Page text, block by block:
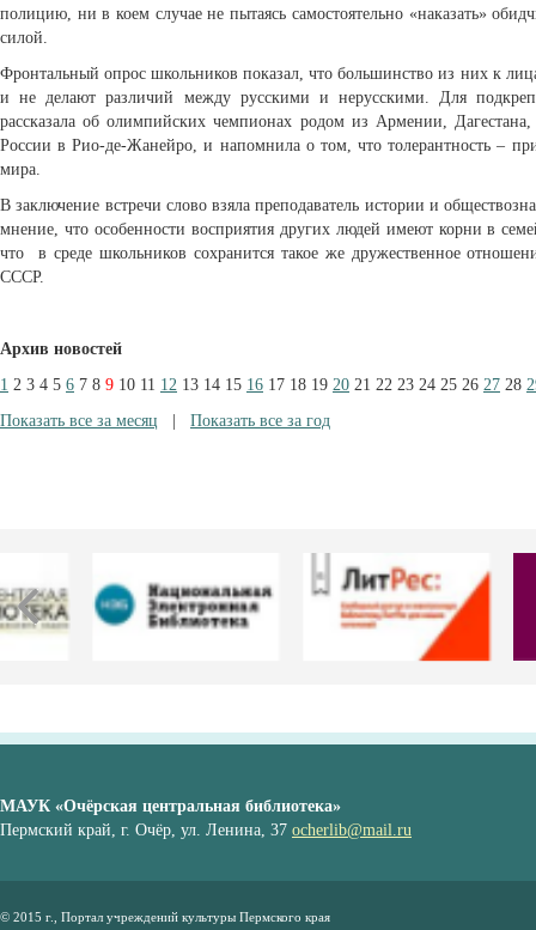
полицию, ни в коем случае не пытаясь самостоятельно «наказать»
силой.
Фронтальный опрос школьников показал, что большинство из них к
и не делают различий между русскими и нерусскими. Для
рассказала об олимпийских чемпионах родом из Армении,
России в Рио-де-Жанейро, и напомнила о том, что толерантность –
мира.
В заключение встречи слово взяла преподаватель истории и
мнение, что особенности восприятия других людей имеют корни в
что в среде школьников сохранится такое же дружественное
СССР.
Архив новостей
1 2 3 4 5 6 7 8 9 10 11 12 13 14 15 16 17 18 19 20 21 22 23 24 25 26 27 28
Показать все за месяц
Показать все за год
МАУК «Очёрская центральная библиотека»
Пермский край, г. Очёр, ул. Ленина, 37 ocherlib@mail.ru
© 2015 г., Портал учреждений культуры Пермского края